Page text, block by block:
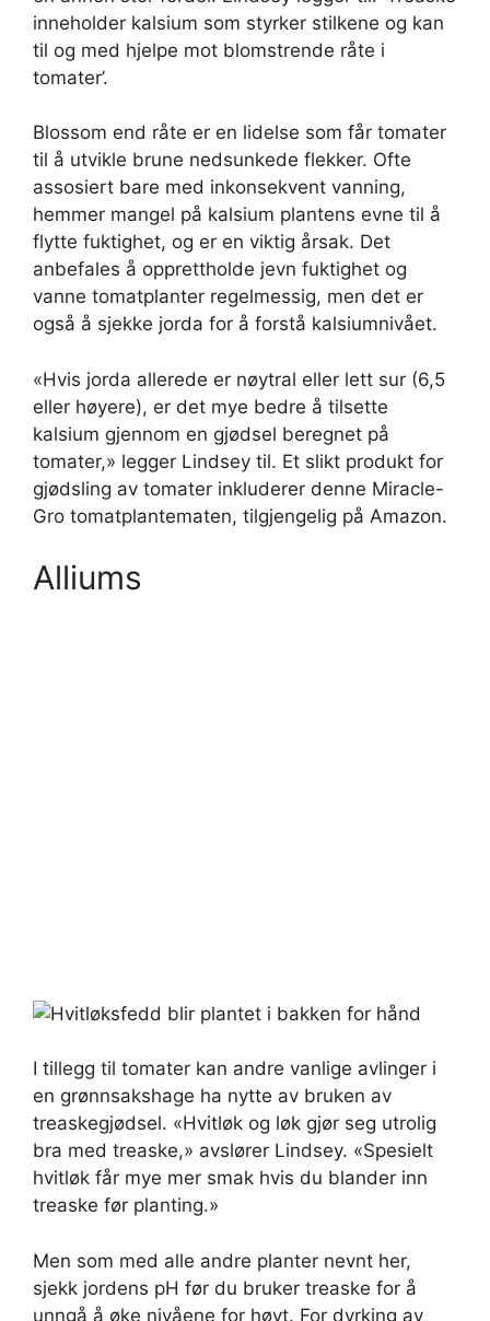
inneholder kalsium som styrker stilkene og kan
til og med hjelpe mot blomstrende råte i
tomater’.
Blossom end råte er en lidelse som får tomater
til å utvikle brune nedsunkede flekker. Ofte
assosiert bare med inkonsekvent vanning,
hemmer mangel på kalsium plantens evne til å
flytte fuktighet, og er en viktig årsak. Det
anbefales å opprettholde jevn fuktighet og
vanne tomatplanter regelmessig, men det er
også å sjekke jorda for å forstå kalsiumnivået.
«Hvis jorda allerede er nøytral eller lett sur (6,5
eller høyere), er det mye bedre å tilsette
kalsium gjennom en gjødsel beregnet på
tomater,» legger Lindsey til. Et slikt produkt for
gjødsling av tomater inkluderer denne Miracle-
Gro tomatplantematen, tilgjengelig på Amazon.
Alliums
I tillegg til tomater kan andre vanlige avlinger i
en grønnsakshage ha nytte av bruken av
treaskegjødsel. «Hvitløk og løk gjør seg utrolig
bra med treaske,» avslører Lindsey. «Spesielt
hvitløk får mye mer smak hvis du blander inn
treaske før planting.»
Men som med alle andre planter nevnt her,
sjekk jordens pH før du bruker treaske for å
unngå å øke nivåene for høyt. For dyrking av